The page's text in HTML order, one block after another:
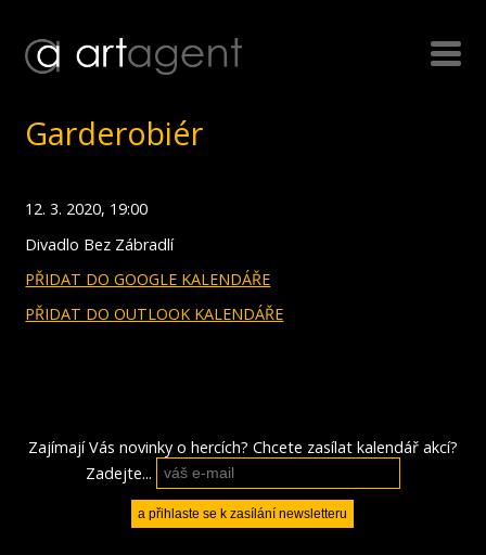
Garderobiér
12. 3. 2020, 19:00
Divadlo Bez Zábradlí
PŘIDAT DO GOOGLE KALENDÁŘE
PŘIDAT DO OUTLOOK KALENDÁŘE
Zajímají Vás novinky o hercích? Chcete zasílat kalendář akcí?
Zadejte...